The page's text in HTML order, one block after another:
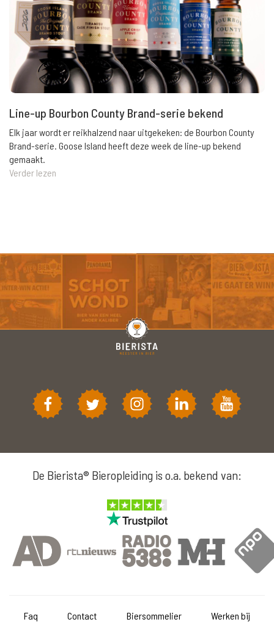
Line-up Bourbon County Brand-serie bekend
Elk jaar wordt er reikhalzend naar uitgekeken: de Bourbon County
Brand-serie. Goose Island heeft deze week de line-up bekend
gemaakt.
Verder lezen
De Bierista® Bieropleiding is o.a. bekend van:
Faq Contact Biersommelier Werken bij